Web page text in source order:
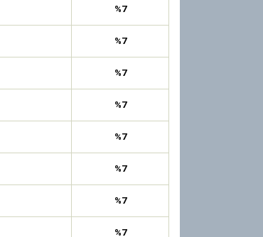
%7
%7
%7
%7
%7
%7
%7
%7